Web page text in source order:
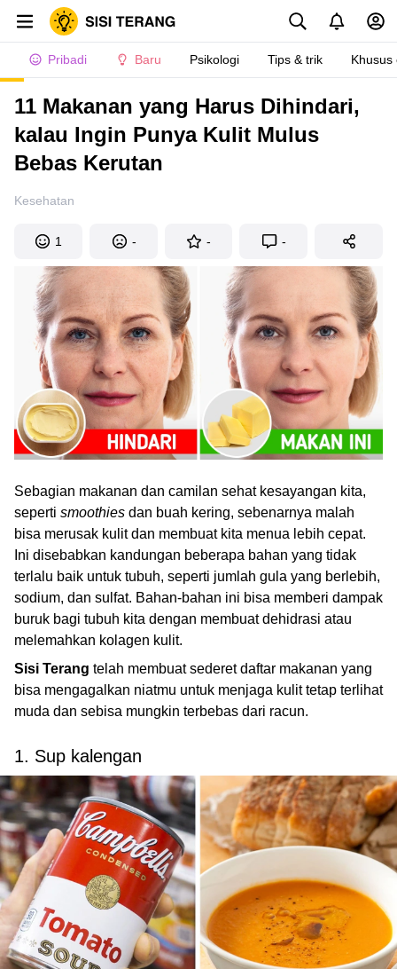
Pribadi Baru Psikologi Tips & trik Khusus
11 Makanan yang Harus Dihindari,
kalau Ingin Punya Kulit Mulus
Bebas Kerutan
Kesehatan
1 - - -
Sebagian makanan dan camilan sehat kesayangan kita,
seperti smoothies dan buah kering, sebenarnya malah
bisa merusak kulit dan membuat kita menua lebih cepat.
Ini disebabkan kandungan beberapa bahan yang tidak
terlalu baik untuk tubuh, seperti jumlah gula yang berlebih,
sodium, dan sulfat. Bahan-bahan ini bisa memberi dampak
buruk bagi tubuh kita dengan membuat dehidrasi atau
melemahkan kolagen kulit.
Sisi Terang telah membuat sederet daftar makanan yang
bisa mengagalkan niatmu untuk menjaga kulit tetap terlihat
muda dan sebisa mungkin terbebas dari racun.
1. Sup kalengan